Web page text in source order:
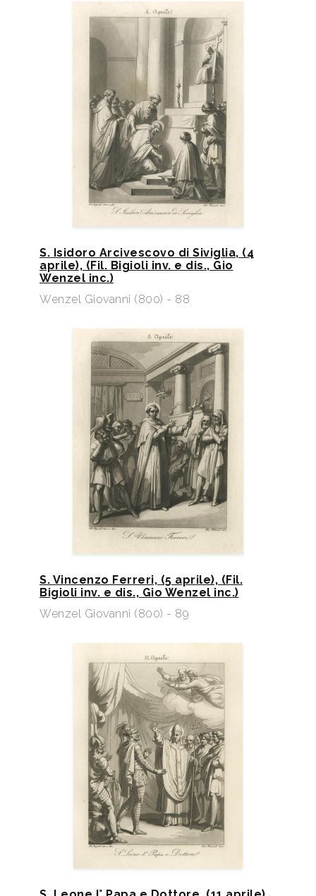
S. Isidoro Arcivescovo di Siviglia, (4
aprile), (Fil. Bigioli inv. e dis., Gio
Wenzel inc.)
Wenzel Giovanni (800) - 88
S. Vincenzo Ferreri, (5 aprile), (Fil.
Bigioli inv. e dis., Gio Wenzel inc.)​
Wenzel Giovanni (800) - 89